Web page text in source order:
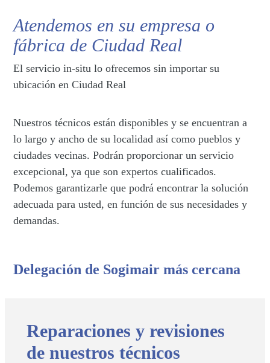
Atendemos en su empresa o
fábrica de Ciudad Real
El servicio in-situ lo ofrecemos sin importar su
ubicación en Ciudad Real
Nuestros técnicos están disponibles y se encuentran a
lo largo y ancho de su localidad así como pueblos y
ciudades vecinas. Podrán proporcionar un servicio
excepcional, ya que son expertos cualificados.
Podemos garantizarle que podrá encontrar la solución
adecuada para usted, en función de sus necesidades y
demandas.
Delegación de Sogimair más cercana
Reparaciones y revisiones
de nuestros técnicos